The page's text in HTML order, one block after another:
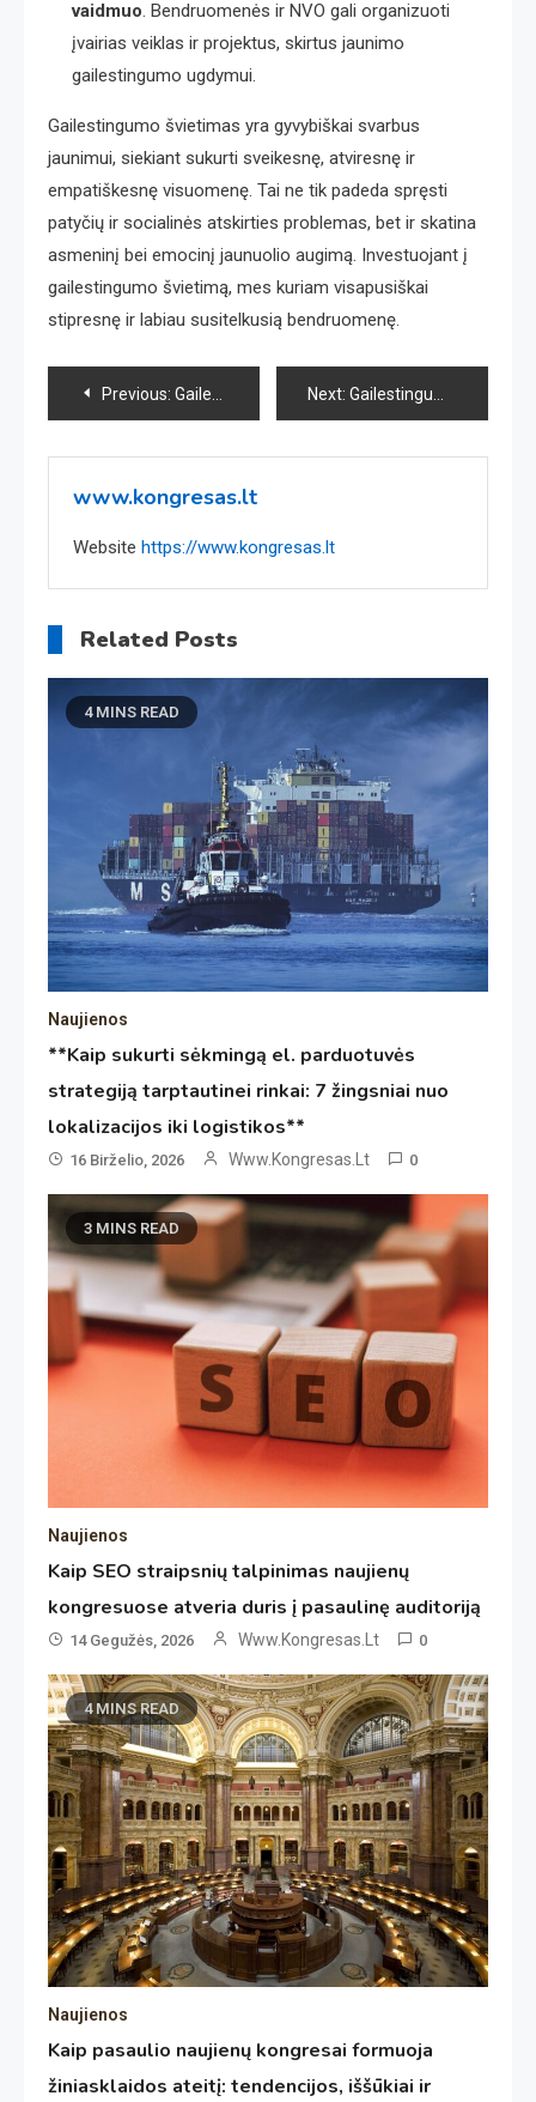
vaidmuo. Bendruomenės ir NVO gali organizuoti
įvairias veiklas ir projektus, skirtus jaunimo
gailestingumo ugdymui.
Gailestingumo švietimas yra gyvybiškai svarbus
jaunimui, siekiant sukurti sveikesnę, atviresnę ir
empatiškesnę visuomenę. Tai ne tik padeda spręsti
patyčių ir socialinės atskirties problemas, bet ir skatina
asmeninį bei emocinį jaunuolio augimą. Investuojant į
gailestingumo švietimą, mes kuriam visapusiškai
stipresnę ir labiau susitelkusią bendruomenę.
Navigacija
tarp
įrašų
Previous: Gailestingumo įtaka SEO pranešimų kūrime: naujų požiūrių integravimas į šiuolaikinę žiniasklaidą Next: Gailestingumo Spalvos: Kaip Kasečių Pildymas Kaune Prisideda Prie Aplinkos Tausojimo
www.kongresas.lt
Website https://www.kongresas.lt
Related Posts
4 MINS READ
Naujienos
**Kaip sukurti sėkmingą el. parduotuvės
strategiją tarptautinei rinkai: 7 žingsniai nuo
lokalizacijos iki logistikos**
16 Birželio, 2026 Www.kongresas.lt 0
3 MINS READ
Naujienos
Kaip SEO straipsnių talpinimas naujienų
kongresuose atveria duris į pasaulinę auditoriją
14 Gegužės, 2026 Www.kongresas.lt 0
4 MINS READ
Naujienos
Kaip pasaulio naujienų kongresai formuoja
žiniasklaidos ateitį: tendencijos, iššūkiai ir